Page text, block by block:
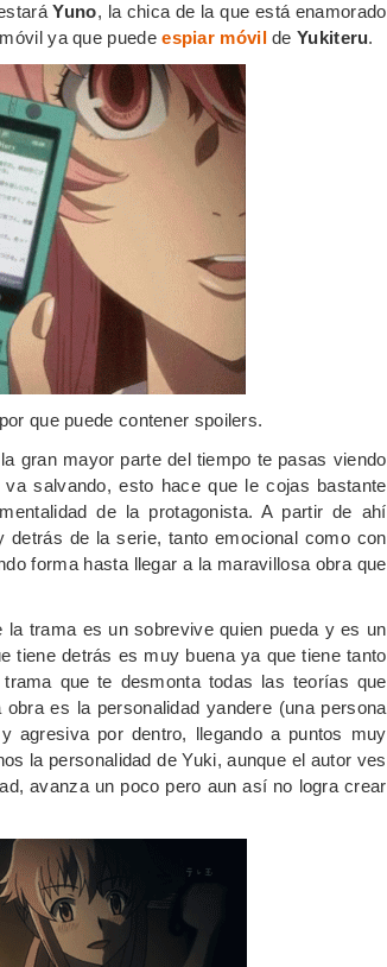
Yuno, la chica de la que está enamorado
ya que puedeespiar móvildeYukiteru.
que puede contener spoilers.
gran mayor parte del tiempo te pasas viendo
va salvando, esto hace que le cojas bastante
de la protagonista. A partir de ahí
detrás de la serie, tanto emocional como con
forma hasta llegar a la maravillosa obra que
trama es un sobrevive quien pueda y es un
tiene detrás es muy buena ya que tiene tanto
que te desmonta todas las teorías que
es la personalidad yandere (una persona
agresiva por dentro, llegando a puntos muy
la personalidad de Yuki, aunque el autor ves
avanza un poco pero aun así no logra crear